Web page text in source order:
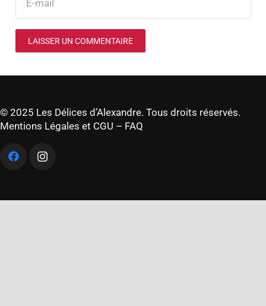
LAISSER UN COMMENTAIRE
© 2025 Les Délices d’Alexandre. Tous droits réservés.
Mentions Légales et CGU – FAQ